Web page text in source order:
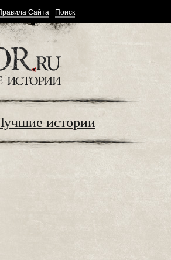
Сайта Поиск
истории